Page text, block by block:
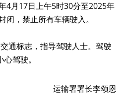
4月17日上午5时30分至2025年
，禁止所有车辆驶入。
标志，指导驾驶人士。驾驶
驾驶。
运输署署长李颂恩